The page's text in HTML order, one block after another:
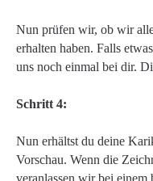
Nun prüfen wir, ob wir
erhalten haben. Falls
uns noch einmal bei dir.
Schritt 4:
Nun erhältst du deine
Vorschau. Wenn die
veranlassen wir bei einem